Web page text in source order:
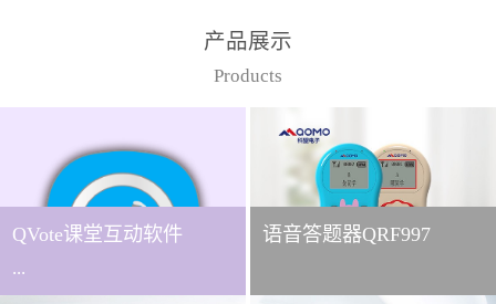
产品展示
Products
QVote课堂互动软件
...
语音答题器QRF997